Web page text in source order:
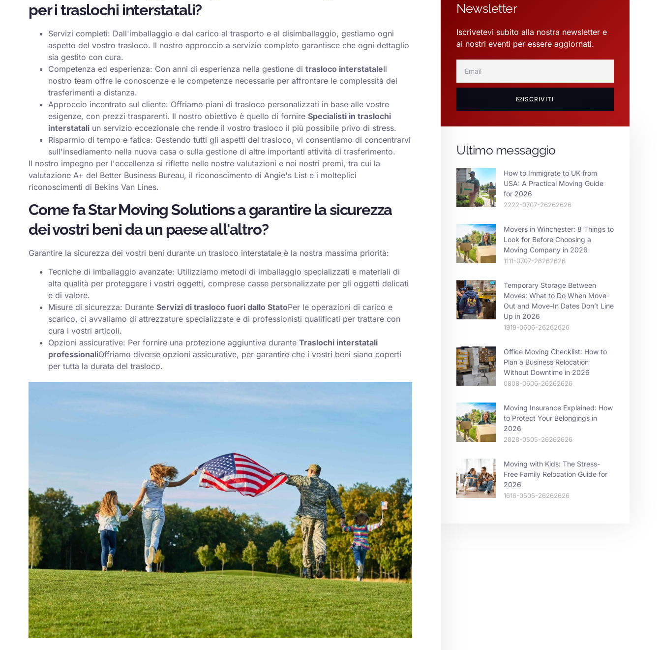
per i traslochi interstatali?
Servizi completi: Dall'imballaggio e dal carico al trasporto e al disimballaggio, gestiamo ogni
aspetto del vostro trasloco. Il nostro approccio a servizio completo garantisce che ogni dettaglio
sia gestito con cura.
Competenza ed esperienza: Con anni di esperienza nella gestione di trasloco interstataleIl
nostro team offre le conoscenze e le competenze necessarie per affrontare le complessità dei
trasferimenti a distanza.
Approccio incentrato sul cliente: Offriamo piani di trasloco personalizzati in base alle vostre
esigenze, con prezzi trasparenti. Il nostro obiettivo è quello di fornire Specialisti in traslochi
interstatali un servizio eccezionale che rende il vostro trasloco il più possibile privo di stress.
Risparmio di tempo e fatica: Gestendo tutti gli aspetti del trasloco, vi consentiamo di concentrarvi
sull'insediamento nella nuova casa o sulla gestione di altre importanti attività di trasferimento.
Il nostro impegno per l'eccellenza si riflette nelle nostre valutazioni e nei nostri premi, tra cui la
valutazione A+ del Better Business Bureau, il riconoscimento di Angie's List e i molteplici
riconoscimenti di Bekins Van Lines.
Come fa Star Moving Solutions a garantire la sicurezza
dei vostri beni da un paese all'altro?
Garantire la sicurezza dei vostri beni durante un trasloco interstatale è la nostra massima priorità:
Tecniche di imballaggio avanzate: Utilizziamo metodi di imballaggio specializzati e materiali di
alta qualità per proteggere i vostri oggetti, comprese casse personalizzate per gli oggetti delicati
e di valore.
Misure di sicurezza: Durante Servizi di trasloco fuori dallo StatoPer le operazioni di carico e
scarico, ci avvaliamo di attrezzature specializzate e di professionisti qualificati per trattare con
cura i vostri articoli.
Opzioni assicurative: Per fornire una protezione aggiuntiva durante Traslochi interstatali
professionaliOffriamo diverse opzioni assicurative, per garantire che i vostri beni siano coperti
per tutta la durata del trasloco.
Newsletter
Iscrivetevi subito alla nostra newsletter e
ai nostri eventi per essere aggiornati.
ISCRIVITI
Ultimo messaggio
How to Immigrate to UK from
USA: A Practical Moving Guide
for 2026
2222-0707-26262626
Movers in Winchester: 8 Things to
Look for Before Choosing a
Moving Company in 2026
1111-0707-26262626
Temporary Storage Between
Moves: What to Do When Move-
Out and Move-In Dates Don’t Line
Up in 2026
1919-0606-26262626
Office Moving Checklist: How to
Plan a Business Relocation
Without Downtime in 2026
0808-0606-26262626
Moving Insurance Explained: How
to Protect Your Belongings in
2026
2828-0505-26262626
Moving with Kids: The Stress-
Free Family Relocation Guide for
2026
1616-0505-26262626